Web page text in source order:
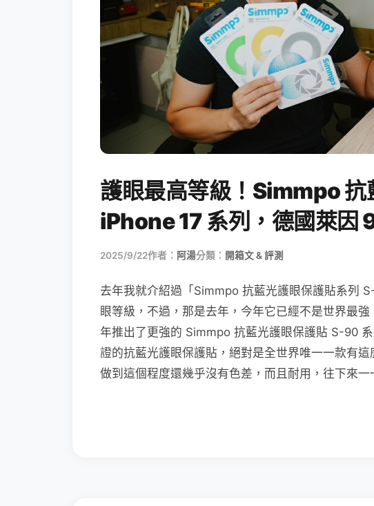
護眼最高等級！Simmpo 抗
iPhone 17 系列，德國萊因
2025/9/22作者： 阿湯分類： 開箱文 & 評測
去年我就介紹過「Simmpo 抗藍光護眼保護貼系列
眼等級，不過，那是去年，今年它已經不是世界最
年推出了更強的 Simmpo 抗藍光護眼保護貼 S-90
證的抗藍光護眼保護貼，絕對是全世界唯一一款有
做到這個程度還幾乎沒有色差，而且耐用，往下來一